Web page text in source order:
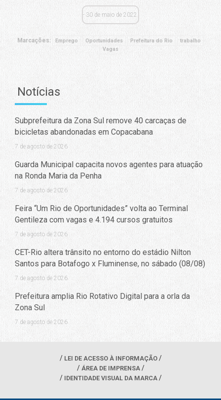
30 de maio de 2022
Marcações: Emprego Oportunidades Prefeitura do Rio
trabalho
Vagas
Notícias
Subprefeitura da Zona Sul remove 40 carcaças de
bicicletas abandonadas em Copacabana
7 de agosto de 2026
Guarda Municipal capacita novos agentes para atuação
na Ronda Maria da Penha
7 de agosto de 2026
Feira “Um Rio de Oportunidades” volta ao Terminal
Gentileza com vagas e 4.194 cursos gratuitos
7 de agosto de 2026
CET-Rio altera trânsito no entorno do estádio Nilton
Santos para Botafogo x Fluminense, no sábado (08/08)
7 de agosto de 2026
Prefeitura amplia Rio Rotativo Digital para a orla da
Zona Sul
7 de agosto de 2026
LEI DE ACESSO À INFORMAÇÃO
ÁREA DE IMPRENSA
IDENTIDADE VISUAL DA MARCA